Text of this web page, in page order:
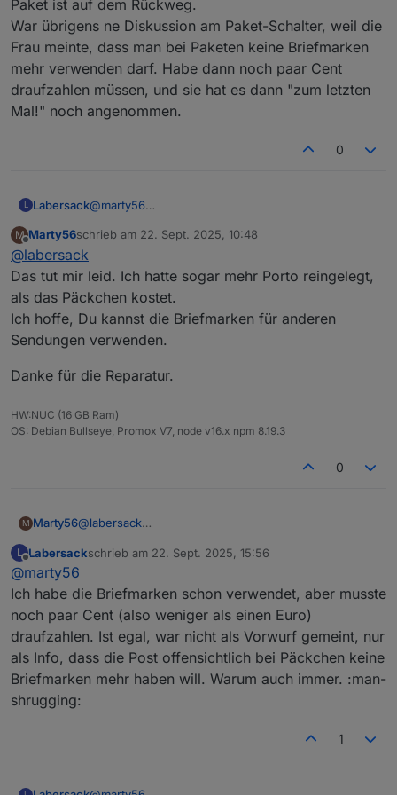
Paket ist auf dem Rückweg.
War übrigens ne Diskussion am Paket-Schalter, weil die
Frau meinte, dass man bei Paketen keine Briefmarken
mehr verwenden darf. Habe dann noch paar Cent
draufzahlen müssen, und sie hat es dann "zum letzten
Mal!" noch angenommen.
0
L Labersack@marty56
War übrigens ne Diskussion am Paket-Schalter, weil
Briefmarken mehr verwenden darf. Habe dann noch
paar Cent draufzahlen müssen, und sie hat es dann
"zum letzten Mal!" noch angenommen.
M
Offline
Marty56schrieb am 22. Sept. 2025, 10:48
zuletzt editiert von
@labersack
Das tut mir leid. Ich hatte sogar mehr Porto reingelegt,
als das Päckchen kostet.
Ich hoffe, Du kannst die Briefmarken für anderen
Sendungen verwenden.
Danke für die Reparatur.
HW:NUC (16 GB Ram)
OS: Debian Bullseye, Promox V7, node v16.x npm 8.19.3
0
M Marty56@labersack
als das Päckchen kostet.
Ich hoffe, Du kannst die Briefmarken für anderen
Sendungen verwenden.
Danke für die Reparatur.
L
Offline
Labersackschrieb am 22. Sept. 2025, 15:56
zuletzt editiert von
@marty56
Ich habe die Briefmarken schon verwendet, aber musste
noch paar Cent (also weniger als einen Euro)
draufzahlen. Ist egal, war nicht als Vorwurf gemeint, nur
als Info, dass die Post offensichtlich bei Päckchen keine
Briefmarken mehr haben will. Warum auch immer. :man-
shrugging:
1